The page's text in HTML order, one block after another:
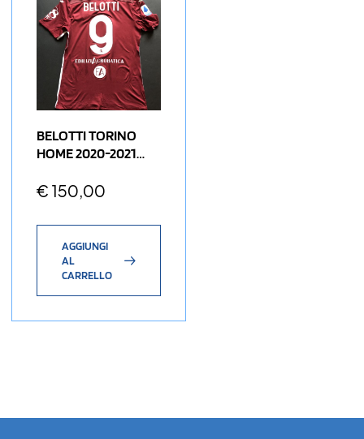
BELOTTI TORINO
HOME 2020-2021
Issued) SERIE A Vs
€ 150,00
AGGIUNGI
AL
CARRELLO